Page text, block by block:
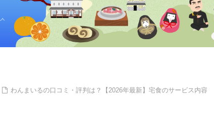
わんまいるの口コミ・評判は？【2026年最新】宅食のサービス内容